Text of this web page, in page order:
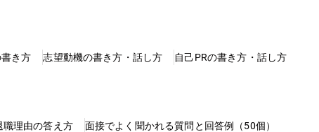
き方 志望動機の書き方・話し方 自己PRの書き方・話し方
職理由の答え方 面接でよく聞かれる質問と回答例（50個）